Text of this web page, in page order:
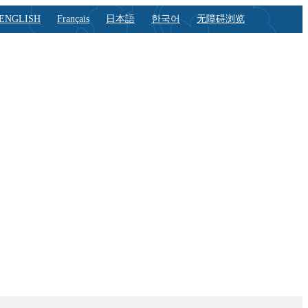
Français 日本語 한국어 无障碍浏览